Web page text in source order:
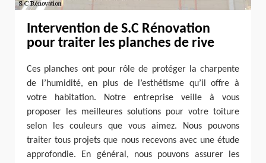
Intervention de S.C Rénovation
pour traiter les planches de rive
Ces planches ont pour rôle de protéger la charpente
de l’humidité, en plus de l’esthétisme qu’il offre à
votre habitation. Notre entreprise veille à vous
proposer les meilleures solutions pour votre toiture
selon les couleurs que vous aimez. Nous pouvons
traiter tous projets que nous recevons avec une étude
approfondie. En général, nous pouvons assurer les